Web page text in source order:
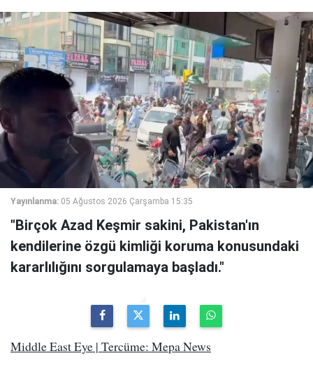
Yayınlanma: 05 Ağustos 2026 Çarşamba 15:35
"Birçok Azad Keşmir sakini, Pakistan'ın
kendilerine özgü kimliği koruma konusundaki
kararlılığını sorgulamaya başladı."
Middle East Eye | Tercüme: Mepa News